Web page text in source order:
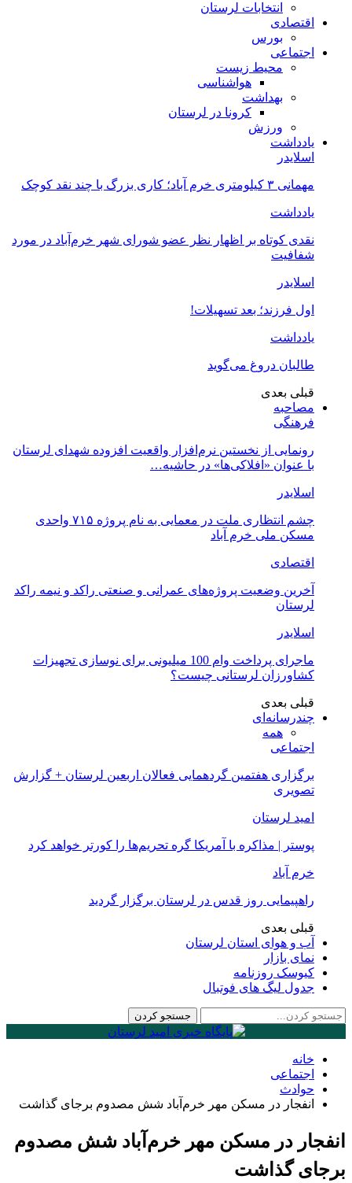
انتخابات لرستان
اقتصادی
بورس
اجتماعی
محیط زیست
هواشناسی
بهداشت
کرونا در لرستان
ورزش
یادداشت
اسلایدر
مهمانی ۳ کیلومتری خرم آباد؛ کاری بزرگ با چند نقد کوچک
یادداشت
نقدی کوتاه بر اظهار نظر عضو شورای شهر خرم‌آباد در مورد
شفافیت
اسلایدر
اول فرزند؛ بعد تسهیلات!
یادداشت
طالبان دروغ می‌گوید
قبلی بعدی
مصاحبه
فرهنگی
رونمایی از نخستین نرم‌افزار واقعیت افزوده شهدای لرستان
با عنوان «افلاکی‌ها» در حاشیه…
اسلایدر
چشم انتظاری ملت در معمایی به نام پروژه ۷۱۵ واحدی
مسکن ملی خرم آباد
اقتصادی
آخرین وضعیت پروژه‌های عمرانی و صنعتی راکد و نیمه راکد
لرستان
اسلایدر
ماجرای پرداخت وام 100 میلیونی برای نوسازی تجهیزات
کشاورزان لرستانی چیست؟
قبلی بعدی
چندرسانه‌ای
همه
اجتماعی
برگزاری هفتمین گردهمایی فعالان اربعین لرستان + گزارش
تصویری
امید لرستان
پوستر | مذاکره با آمریکا گره تحریم‌ها را کورتر خواهد کرد
خرم آباد
راهپیمایی روز قدس در لرستان برگزار گردید
قبلی بعدی
آب و هوای استان لرستان
نمای بازار
کیوسک روزنامه
جدول لیگ های فوتبال
خانه
اجتماعی
حوادث
انفجار در مسکن مهر خرم‌آباد شش مصدوم برجای گذاشت
انفجار در مسکن مهر خرم‌آباد شش مصدوم
برجای گذاشت